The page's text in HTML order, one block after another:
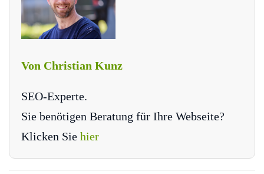
Von Christian Kunz
SEO-Experte.
Sie benötigen Beratung für Ihre Webseite?
Klicken Sie hier